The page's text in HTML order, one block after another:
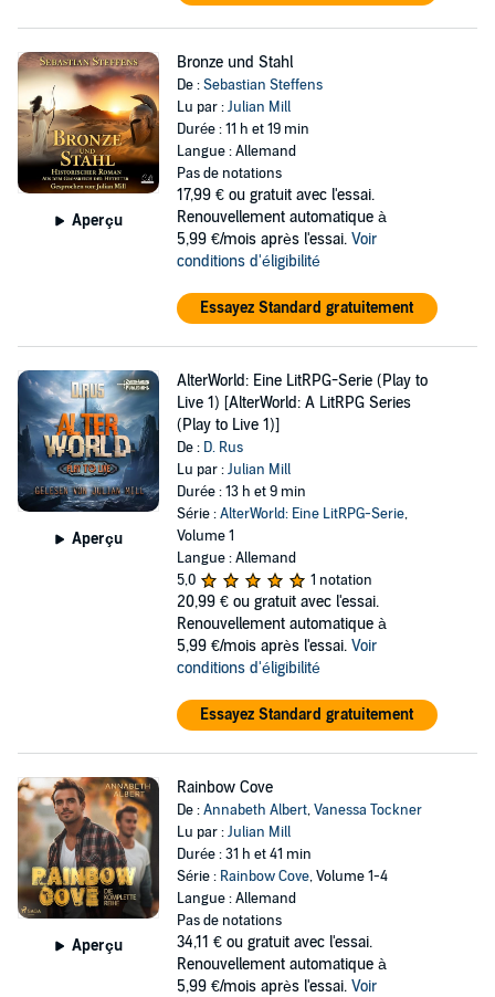
Aperçu
Bronze und Stahl
De :Sebastian Steffens
Lu par :Julian Mill
Durée : 11 h et 19 min
Langue : Allemand
Pas de notations
17,99 € ou gratuit avec l'essai.
Renouvellement automatique à
5,99 €/mois après l'essai. Voir
conditions d'éligibilité
Essayez Standard gratuitement
Aperçu
AlterWorld: Eine LitRPG-Serie (Play to
Live 1) [AlterWorld: A LitRPG Series
(Play to Live 1)]
De : D. Rus
Lu par :Julian Mill
Durée : 13 h et 9 min
Série :AlterWorld: Eine LitRPG-Serie,
Volume 1
Langue : Allemand
5,0
1 notation
20,99 € ou gratuit avec l'essai.
Renouvellement automatique à
5,99 €/mois après l'essai. Voir
conditions d'éligibilité
Essayez Standard gratuitement
Aperçu
Rainbow Cove
De :Annabeth Albert,Vanessa Tockner
Lu par :Julian Mill
Durée : 31 h et 41 min
Série : Rainbow Cove, Volume 1-4
Langue : Allemand
Pas de notations
34,11 € ou gratuit avec l'essai.
Renouvellement automatique à
5,99 €/mois après l'essai. Voir